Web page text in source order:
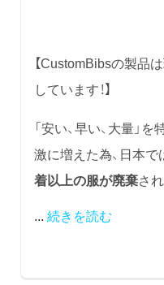
【CustomBibsの製品
しています！】
「安い、早い、大量」
激に増えた為、日本で
着以上の服が廃棄さ
... 続きを読む